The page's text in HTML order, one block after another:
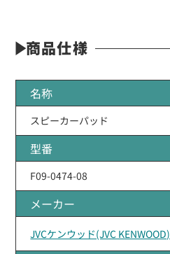
商品仕様
名称
スピーカーパッド
型番
F09-0474-08
メーカー
JVCケンウッド(JVC KENWOOD)